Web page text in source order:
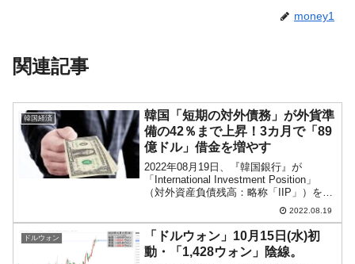
money1
関連記事
韓国経済
韓国「短期の対外債務」が外貨準
備の42％まで上昇！3カ月で「89
億ドル」借金を増やす
2022年08月19日、『韓国銀行』が
「International Investment Position」
（対外資産負債残高：略称「IIP」）を公
表しました。IIPはストックの統計で、対
外資産、対外負債がその時点でいくらあ
るのかを示します...
2022.08.19
ドルウォン
「ドルウォン」10月15日(水)初
動・「1,428ウォン」陰線。